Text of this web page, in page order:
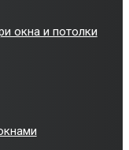
окна и потолки